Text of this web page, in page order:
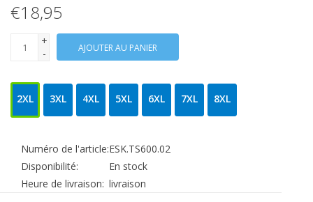
€18,95
+
-
AJOUTER AU PANIER
2XL 3XL 4XL 5XL 6XL 7XL 8XL
Numéro de l'article:ESK.TS600.02
Disponibilité:
En stock
Heure de livraison: livraison